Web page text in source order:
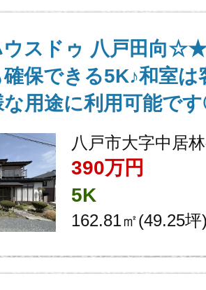
スドゥ 八戸田向
保できる5K♪和室は
な用途に利用可能で
八戸市大字中居
390万円
5K
162.81㎡(49.25坪